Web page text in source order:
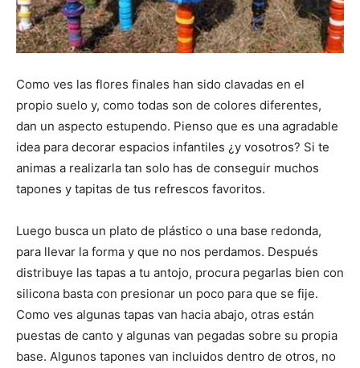
Como ves las flores finales han sido clavadas en el
propio suelo y, como todas son de colores diferentes,
dan un aspecto estupendo. Pienso que es una agradable
idea para decorar espacios infantiles ¿y vosotros? Si te
animas a realizarla tan solo has de conseguir muchos
tapones y tapitas de tus refrescos favoritos.
Luego busca un plato de plástico o una base redonda,
para llevar la forma y que no nos perdamos. Después
distribuye las tapas a tu antojo, procura pegarlas bien con
silicona basta con presionar un poco para que se fije.
Como ves algunas tapas van hacia abajo, otras están
puestas de canto y algunas van pegadas sobre su propia
base. Algunos tapones van incluidos dentro de otros, no